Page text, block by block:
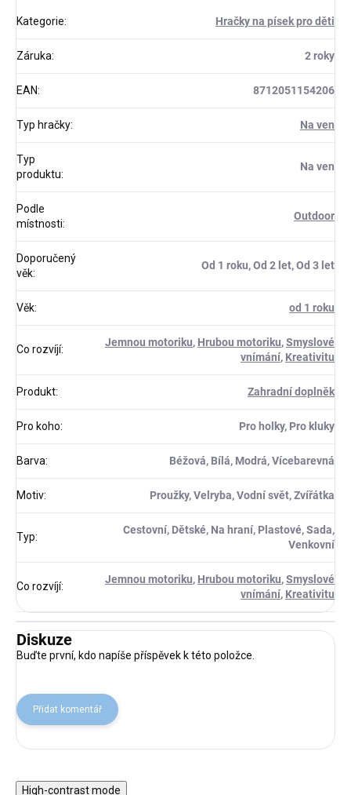
Kategorie: Hračky na písek pro děti
Záruka: 2 roky
EAN: 8712051154206
Typ hračky: Na ven
Typ
produktu:
Na ven
Podle
místnosti:
Outdoor
Doporučený
věk:
Od 1 roku, Od 2 let, Od 3 let
Věk: od 1 roku
Co rozvíjí:
Jemnou motoriku, Hrubou motoriku,Smyslové
vnímání, Kreativitu
Produkt: Zahradní doplněk
Pro koho: Pro holky, Pro kluky
Barva: Béžová, Bílá, Modrá, Vícebarevná
Motiv: Proužky, Velryba, Vodní svět, Zvířátka
Typ:
Cestovní, Dětské, Na hraní, Plastové, Sada,
Venkovní
Co rozvíjí:
Jemnou motoriku, Hrubou motoriku,Smyslové
vnímání, Kreativitu
Diskuze
Buďte první, kdo napíše příspěvek k této položce.
Přidat komentář
High-contrast mode